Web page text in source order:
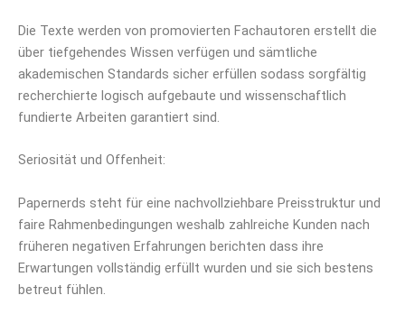
Die Texte werden von promovierten Fachautoren erstellt die
über tiefgehendes Wissen verfügen und sämtliche
akademischen Standards sicher erfüllen sodass sorgfältig
recherchierte logisch aufgebaute und wissenschaftlich
fundierte Arbeiten garantiert sind.
Seriosität und Offenheit:
Papernerds steht für eine nachvollziehbare Preisstruktur und
faire Rahmenbedingungen weshalb zahlreiche Kunden nach
früheren negativen Erfahrungen berichten dass ihre
Erwartungen vollständig erfüllt wurden und sie sich bestens
betreut fühlen.